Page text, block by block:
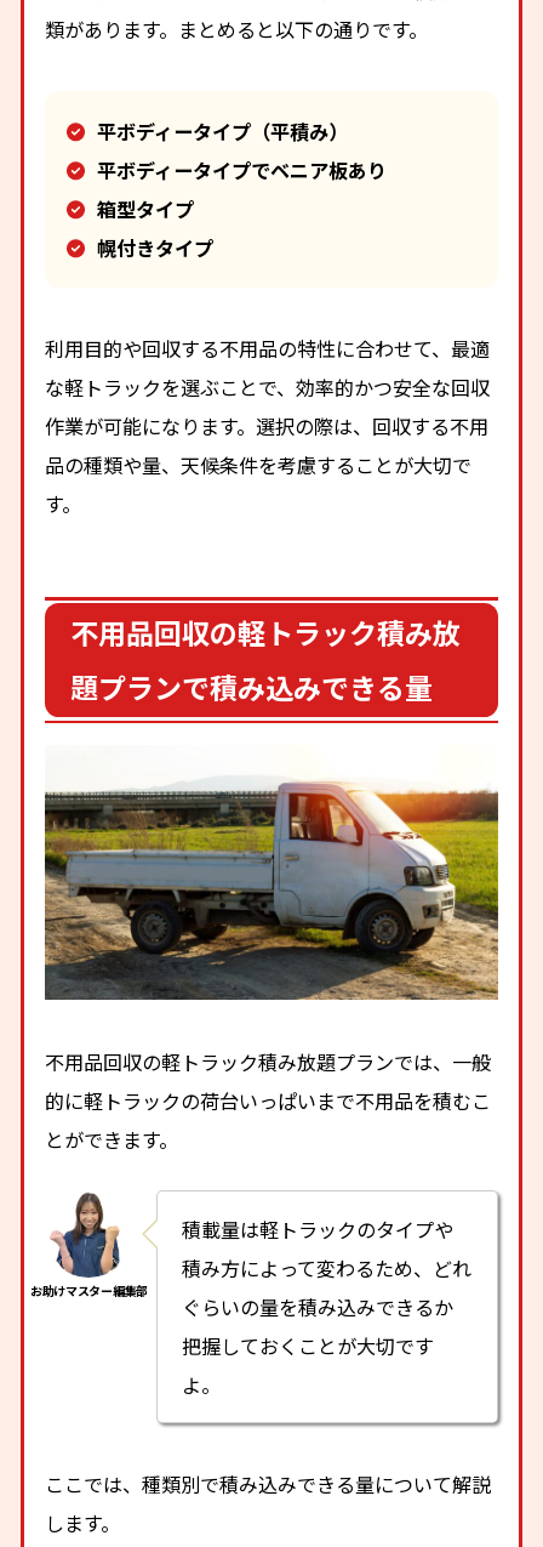
類があります。まとめると以下の通りです。
平ボディータイプ（平積み）
平ボディータイプでベニア板あり
箱型タイプ
幌付きタイプ
利用目的や回収する不用品の特性に合わせて、最適
な軽トラックを選ぶことで、効率的かつ安全な回収
作業が可能になります。選択の際は、回収する不用
品の種類や量、天候条件を考慮することが大切で
す。
不用品回収の軽トラック積み放
題プランで積み込みできる量
不用品回収の軽トラック積み放題プランでは、一般
的に軽トラックの荷台いっぱいまで不用品を積むこ
とができます。
積載量は軽トラックのタイプや
積み方によって変わるため、どれ
ぐらいの量を積み込みできるか
把握しておくことが大切です
よ。
ここでは、種類別で積み込みできる量について解説
します。